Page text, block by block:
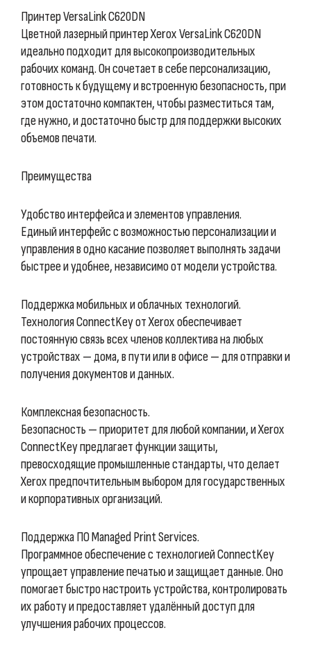
Принтер VersaLink C620DN
Цветной лазерный принтер Xerox VersaLink C620DN
идеально подходит для высокопроизводительных
рабочих команд. Он сочетает в себе персонализацию,
готовность к будущему и встроенную безопасность, при
этом достаточно компактен, чтобы разместиться там,
где нужно, и достаточно быстр для поддержки высоких
объемов печати.
Преимущества
Удобство интерфейса и элементов управления.
Единый интерфейс с возможностью персонализации и
управления в одно касание позволяет выполнять задачи
быстрее и удобнее, независимо от модели устройства.
Поддержка мобильных и облачных технологий.
Технология ConnectKey от Xerox обеспечивает
постоянную связь всех членов коллектива на любых
устройствах — дома, в пути или в офисе — для отправки и
получения документов и данных.
Комплексная безопасность.
Безопасность — приоритет для любой компании, и Xerox
ConnectKey предлагает функции защиты,
превосходящие промышленные стандарты, что делает
Xerox предпочтительным выбором для государственных
и корпоративных организаций.
Поддержка ПО Managed Print Services.
Программное обеспечение с технологией ConnectKey
упрощает управление печатью и защищает данные. Оно
помогает быстро настроить устройства, контролировать
их работу и предоставляет удалённый доступ для
улучшения рабочих процессов.